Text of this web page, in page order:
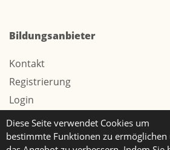
Diese Seite verwendet Cookies um
bestimmte Funktionen zu ermöglichen
Bildungsanbieter
Kontakt
Registrierung
Login
Werbung / Tarife